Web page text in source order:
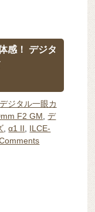
感！ デジタ
ジタル一眼カ
F2 GM,デ
,α1 II, ILCE-